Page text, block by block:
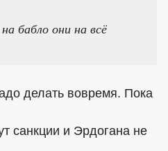
бабло они на всё
делать вовремя. Пока
санкции и Эрдогана не